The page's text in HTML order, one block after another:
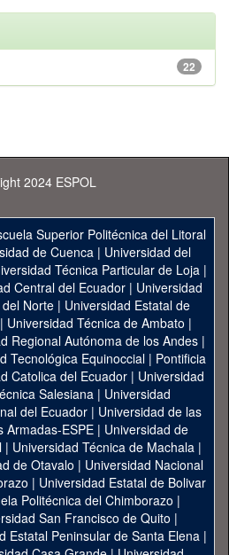
22
2024 ESPOL
Superior Politécnica del Litoral
de Cuenca| Universidad del
Técnica Particular de Loja|
Central del Ecuador| Universidad
Norte | Universidad Estatal de
| Universidad Técnica de Ambato |
Regional Autónoma de los Andes|
Tecnológica Equinoccial| Pontificia
Catolica del Ecuador | Universidad
Salesiana | Universidad
del Ecuador | Universidad de las
Armadas-ESPE | Universidad de
| Universidad Técnica de Machala|
de Otavalo | Universidad Nacional
| Universidad Estatal de Bolivar
Politécnica del Chimborazo |
San Francisco de Quito |
Estatal Peninsular de Santa Elena|